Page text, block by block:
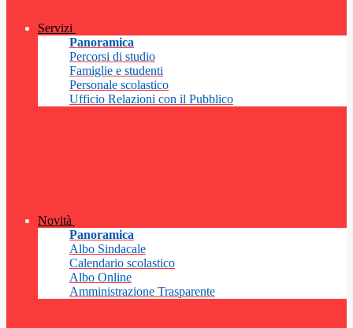
Servizi
Panoramica
Percorsi di studio
Famiglie e studenti
Personale scolastico
Ufficio Relazioni con il Pubblico
Novità
Panoramica
Albo Sindacale
Calendario scolastico
Albo Online
Amministrazione Trasparente